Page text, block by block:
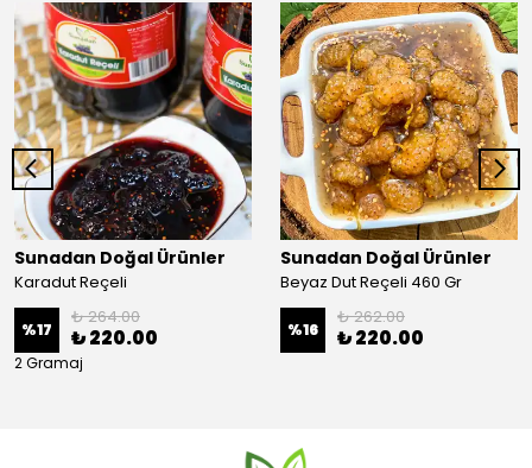
Sunadan Doğal Ürünler
Karadut Reçeli
%17
₺ 264.00
₺ 220.00
2 Gramaj
Sunadan Doğal Ürünler
Beyaz Dut Reçeli 460 Gr
%16
₺ 262.00
₺ 220.00